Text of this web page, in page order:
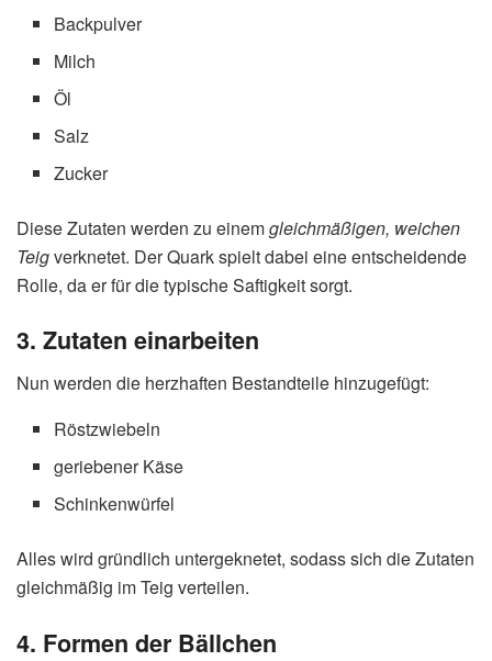
Backpulver
Milch
Öl
Salz
Zucker
Diese Zutaten werden zu einemgleichmäßigen, weichen
Teigverknetet. Der Quark spielt dabei eine entscheidende
Rolle, da er für die typische Saftigkeit sorgt.
3. Zutaten einarbeiten
Nun werden die herzhaften Bestandteile hinzugefügt:
Röstzwiebeln
geriebener Käse
Schinkenwürfel
Alles wird gründlich untergeknetet, sodass sich die Zutaten
gleichmäßig im Teig verteilen.
4. Formen der Bällchen